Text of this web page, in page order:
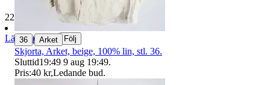
229 627 omdömen
Läs omdömen Följ
36 | Arket
Skjorta, Arket, beige, 100% lin, stl. 36.
Sluttid19:49 9 aug 19:49.
Pris:40 kr,Ledande bud.